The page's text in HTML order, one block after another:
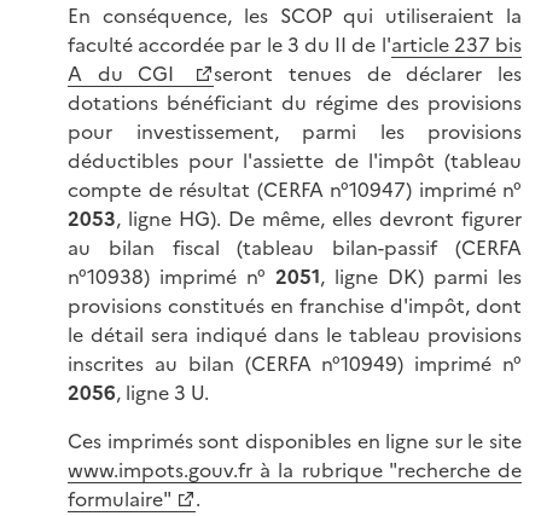
En conséquence, les SCOP qui utiliseraient la
faculté accordée par le 3 du II de l'article 237 bis
A du CGI
seront tenues de déclarer les
dotations bénéficiant du régime des provisions
pour investissement, parmi les provisions
déductibles pour l'assiette de l'impôt (tableau
compte de résultat (CERFA n°10947) imprimé n°
2053, ligne HG). De même, elles devront figurer
au bilan fiscal (tableau bilan-passif (CERFA
n°10938) imprimé n° 2051, ligne DK) parmi les
provisions constitués en franchise d'impôt, dont
le détail sera indiqué dans le tableau provisions
inscrites au bilan (CERFA n°10949) imprimé n°
2056, ligne 3 U.
Ces imprimés sont disponibles en ligne sur le site
www.impots.gouv.fr à la rubrique "recherche de
formulaire"
.